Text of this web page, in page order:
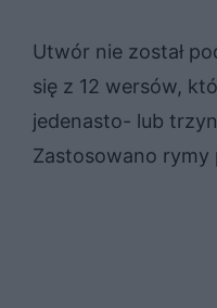
Utwór nie został
się z 12 wersów,
jedenasto- lub
Zastosowano rymy